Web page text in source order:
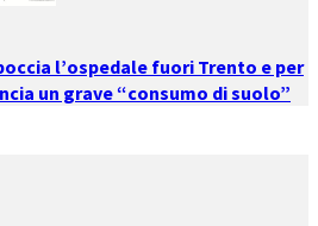
l’ospedale fuori Trento e per
un grave “consumo di suolo”